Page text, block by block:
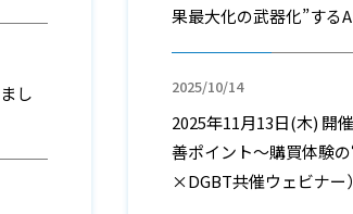
し
果最大化の武器化”する
2025/10/14
2025年11月13日(木) 開
善ポイント～購買体験
×DGBT共催ウェビナー